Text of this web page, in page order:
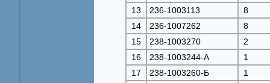
13
236-1003113
8
14
236-1007262
8
15
238-1003270
2
16
238-1003244-А
1
17
238-1003260-Б
1